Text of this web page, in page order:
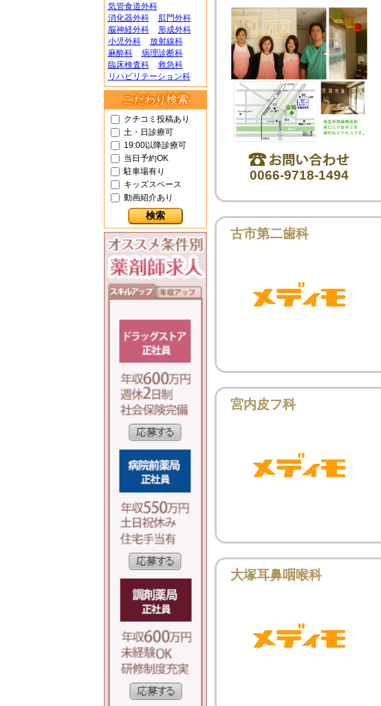
気管食道外科
消化器外科
肛門外科
脳神経外科
形成外科
小児外科
放射線科
麻酔科
病理診断科
臨床検査科
救急科
リハビリテーション科
こだわり検索
クチコミ投稿あり
土・日診療可
19:00以降診療可
当日予約OK
駐車場有り
キッズスペース
動画紹介あり
0066-9718-1494
古市第二歯科
宮内皮フ科
大塚耳鼻咽喉科